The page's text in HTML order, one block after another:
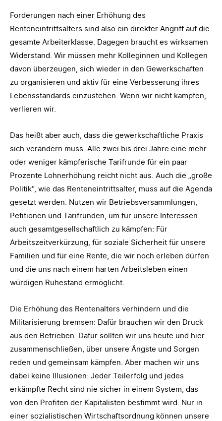
Forderungen nach einer Erhöhung des
Renteneintrittsalters sind also ein direkter Angriff auf die
gesamte Arbeiterklasse. Dagegen braucht es wirksamen
Widerstand. Wir müssen mehr Kolleginnen und Kollegen
davon überzeugen, sich wieder in den Gewerkschaften
zu organisieren und aktiv für eine Verbesserung ihres
Lebensstandards einzustehen. Wenn wir nicht kämpfen,
verlieren wir.
Das heißt aber auch, dass die gewerkschaftliche Praxis
sich verändern muss. Alle zwei bis drei Jahre eine mehr
oder weniger kämpferische Tarifrunde für ein paar
Prozente Lohnerhöhung reicht nicht aus. Auch die „große
Politik“, wie das Renteneintrittsalter, muss auf die Agenda
gesetzt werden. Nutzen wir Betriebsversammlungen,
Petitionen und Tarifrunden, um für unsere Interessen
auch gesamtgesellschaftlich zu kämpfen: Für
Arbeitszeitverkürzung, für soziale Sicherheit für unsere
Familien und für eine Rente, die wir noch erleben dürfen
und die uns nach einem harten Arbeitsleben einen
würdigen Ruhestand ermöglicht.
Die Erhöhung des Rentenalters verhindern und die
Militarisierung bremsen: Dafür brauchen wir den Druck
aus den Betrieben. Dafür sollten wir uns heute und hier
zusammenschließen, über unsere Ängste und Sorgen
reden und gemeinsam kämpfen. Aber machen wir uns
dabei keine Illusionen: Jeder Teilerfolg und jedes
erkämpfte Recht sind nie sicher in einem System, das
von den Profiten der Kapitalisten bestimmt wird. Nur in
einer sozialistischen Wirtschaftsordnung können unsere